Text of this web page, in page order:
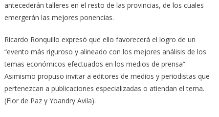
antecederán talleres en el resto de las provincias, de los cuales
emergerán las mejores ponencias.
Ricardo Ronquillo expresó que ello favorecerá el logro de un
“evento más riguroso y alineado con los mejores análisis de los
temas económicos efectuados en los medios de prensa”.
Asimismo propuso invitar a editores de medios y periodistas que
pertenezcan a publicaciones especializadas o atiendan el tema.
(Flor de Paz y Yoandry Avila).